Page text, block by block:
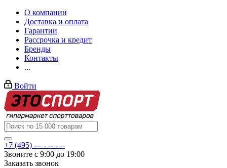
О компании
Доставка и оплата
Гарантии
Рассрочка и кредит
Бренды
Контакты
...
Войти
+7 (495) --- - -- - --
Звоните с 9:00 до 19:00
Заказать звонок